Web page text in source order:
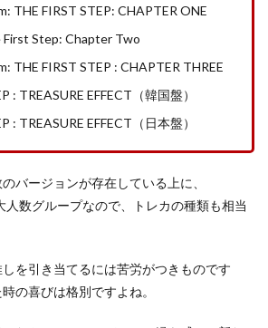
THE FIRST STEP: CHAPTER ONE
First Step: Chapter Two
THE FIRST STEP : CHAPTER THREE
: TREASURE EFFECT（韓国盤）
: TREASURE EFFECT（日本盤）
バージョンが存在している上に、
人数グループなので、トレカの種類も相当
を引き当てるには苦労がつきものです
の喜びは格別ですよね。